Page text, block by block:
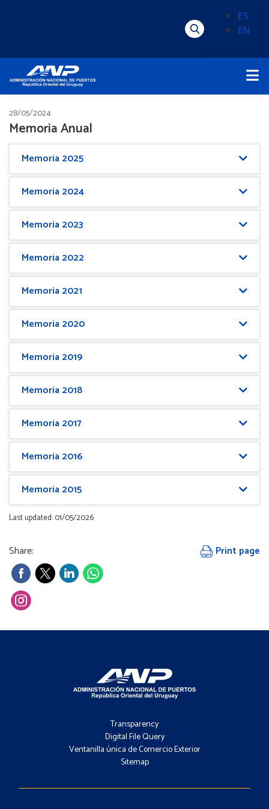
idioma
(Content)
ES
EN
Menú
Principal
28/05/2024
Memoria Anual
Memoria 2025
Memoria 2024
Memoria 2023
Memoria 2022
Memoria 2021
Memoria 2020
Memoria 2019
Memoria 2018
Memoria 2017
Memoria 2016
Memoria 2015
Last updated: 01/05/2026
Share: Print page
-
Menú
Transparency
Digital File Query
Ventanilla única de Comercio Exterior
Sitemap
-